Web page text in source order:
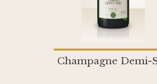
Champagne Demi-